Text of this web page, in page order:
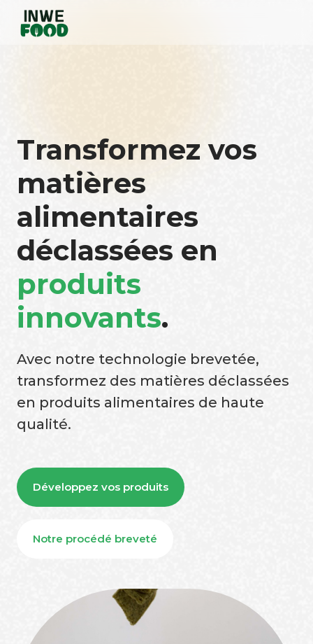
Transformez vos
matières
alimentaires
déclassées en
produits
innovants.
Avec notre technologie brevetée,
transformez des matières déclassées
en produits alimentaires de haute
qualité.
Développez vos produits
Notre procédé breveté